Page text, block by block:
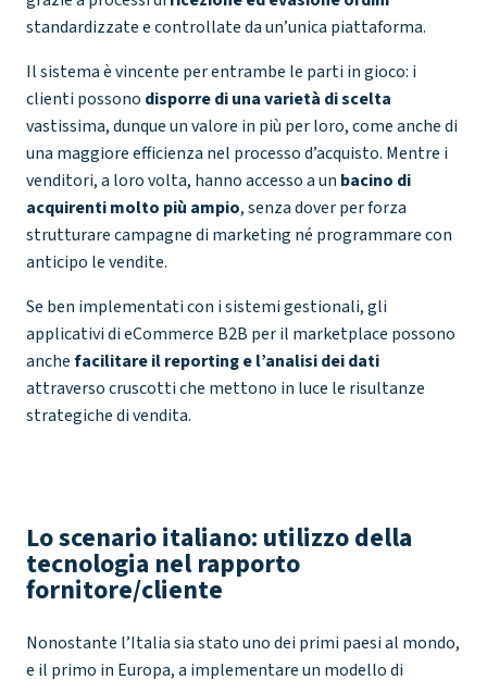
standardizzate e controllate da un’unica piattaforma.
Il sistema è vincente per entrambe le parti in gioco: i
clienti possono disporre di una varietà di scelta
vastissima, dunque un valore in più per loro, come anche di
una maggiore efficienza nel processo d’acquisto. Mentre i
venditori, a loro volta, hanno accesso a un bacino di
acquirenti molto più ampio, senza dover per forza
strutturare campagne di marketing né programmare con
anticipo le vendite.
Se ben implementati con i sistemi gestionali, gli
applicativi di eCommerce B2B per il marketplace possono
anchefacilitare il reporting e l’analisi dei dati
attraverso cruscotti che mettono in luce le risultanze
strategiche di vendita.
Lo scenario italiano: utilizzo della
tecnologia nel rapporto
fornitore/cliente
Nonostante l’Italia sia stato uno dei primi paesi al mondo,
e il primo in Europa, a implementare un modello di